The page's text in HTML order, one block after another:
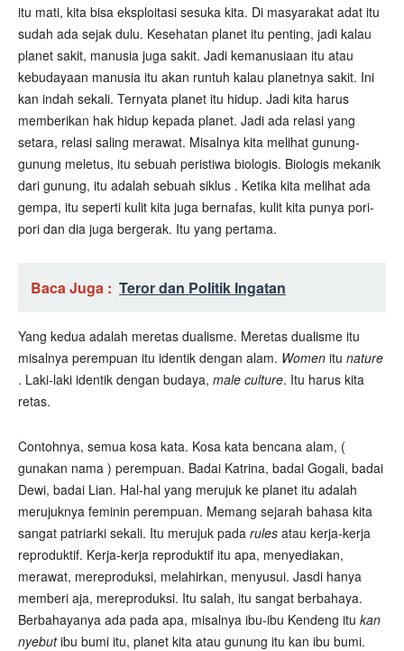
itu mati, kita bisa eksploitasi sesuka kita. Di masyarakat adat itu
sudah ada sejak dulu. Kesehatan planet itu penting, jadi kalau
planet sakit, manusia juga sakit. Jadi kemanusiaan itu atau
kebudayaan manusia itu akan runtuh kalau planetnya sakit. Ini
kan indah sekali. Ternyata planet itu hidup. Jadi kita harus
memberikan hak hidup kepada planet. Jadi ada relasi yang
setara, relasi saling merawat. Misalnya kita melihat gunung-
gunung meletus, itu sebuah peristiwa biologis. Biologis mekanik
dari gunung, itu adalah sebuah siklus . Ketika kita melihat ada
gempa, itu seperti kulit kita juga bernafas, kulit kita punya pori-
pori dan dia juga bergerak. Itu yang pertama.
Baca Juga : Teror dan Politik Ingatan
Yang kedua adalah meretas dualisme. Meretas dualisme itu
misalnya perempuan itu identik dengan alam. Women itu nature
. Laki-laki identik dengan budaya, male culture. Itu harus kita
retas.
Contohnya, semua kosa kata. Kosa kata bencana alam, (
gunakan nama ) perempuan. Badai Katrina, badai Gogali, badai
Dewi, badai Lian. Hal-hal yang merujuk ke planet itu adalah
merujuknya feminin perempuan. Memang sejarah bahasa kita
sangat patriarki sekali. Itu merujuk pada rules atau kerja-kerja
reproduktif. Kerja-kerja reproduktif itu apa, menyediakan,
merawat, mereproduksi, melahirkan, menyusui. Jasdi hanya
memberi aja, mereproduksi. Itu salah, itu sangat berbahaya.
Berbahayanya ada pada apa, misalnya ibu-ibu Kendeng itu kan
nyebutibu bumi itu, planet kita atau gunung itu kan ibu bumi.